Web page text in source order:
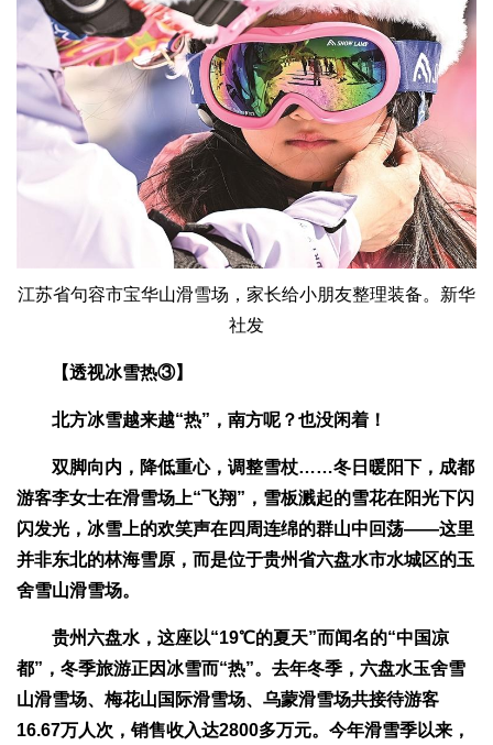
江苏省句容市宝华山滑雪场，家长给小朋友整理装备。新华
社发
【透视冰雪热③】
北方冰雪越来越“热”，南方呢？也没闲着！
双脚向内，降低重心，调整雪杖……冬日暖阳下，成都
游客李女士在滑雪场上“飞翔”，雪板溅起的雪花在阳光下闪
闪发光，冰雪上的欢笑声在四周连绵的群山中回荡——这里
并非东北的林海雪原，而是位于贵州省六盘水市水城区的玉
舍雪山滑雪场。
贵州六盘水，这座以“19℃的夏天”而闻名的“中国凉
都”，冬季旅游正因冰雪而“热”。去年冬季，六盘水玉舍雪
山滑雪场、梅花山国际滑雪场、乌蒙滑雪场共接待游客
16.67万人次，销售收入达2800多万元。今年滑雪季以来，